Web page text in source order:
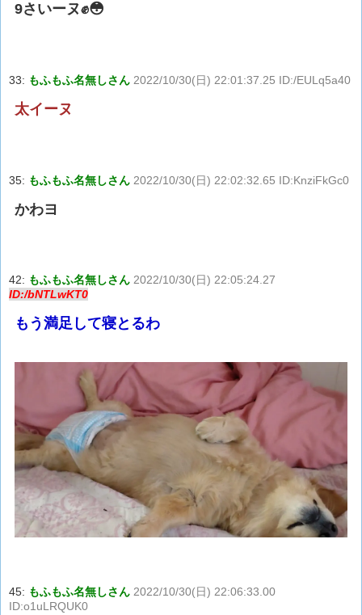
9さいーヌ✊😳
33: もふもふ名無しさん 2022/10/30(日) 22:01:37.25 ID:/EULq5a40
太イーヌ
35: もふもふ名無しさん 2022/10/30(日) 22:02:32.65 ID:KnziFkGc0
かわヨ
42: もふもふ名無しさん 2022/10/30(日) 22:05:24.27
ID:/bNTLwKT0
もう満足して寝とるわ
45: もふもふ名無しさん 2022/10/30(日) 22:06:33.00
ID:o1uLRQUK0